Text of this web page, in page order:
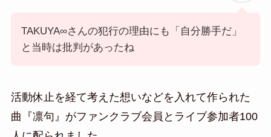
TAKUYA∞さんの犯行の理由にも「自分勝手だ」
と当時は批判があったね
活動休止を経て考えた想いなどを入れて作られた
曲『凛句』がファンクラブ会員とライブ参加者100